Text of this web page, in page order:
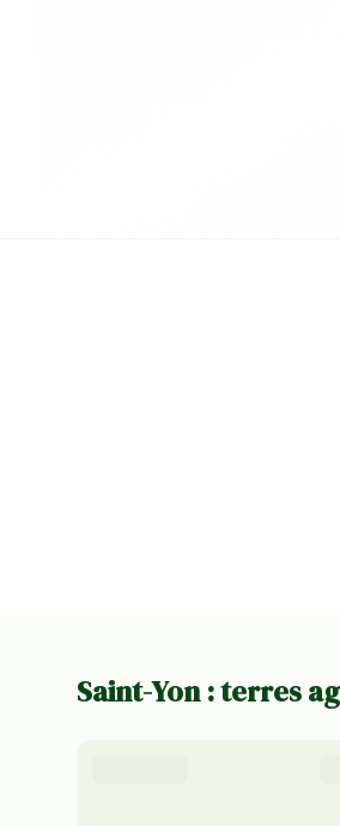
Saint-Yon : terres